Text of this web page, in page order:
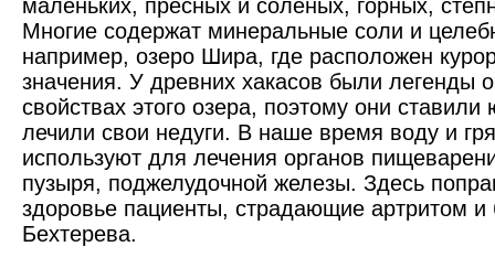
маленьких, пресных и солёных, горных,
Многие содержат минеральные соли и
например, озеро Шира, где расположен
значения. У древних хакасов были легенды
свойствах этого озера, поэтому они ставили
лечили свои недуги. В наше время воду и
используют для лечения органов
пузыря, поджелудочной железы. Здесь
здоровье пациенты, страдающие артритом и
Бехтерева.